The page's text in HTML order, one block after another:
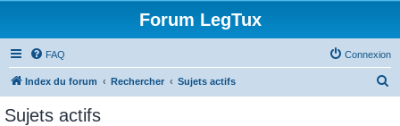
Forum LegTux
FAQ Connexion
Index du forum Rechercher Sujets actifs
Sujets actifs